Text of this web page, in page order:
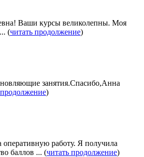
Ваши курсы великолепны. Моя
(читать продолжение)
занятия.Спасибо,Анна
)
оперативную работу. Я получила
баллов ... (читать продолжение)